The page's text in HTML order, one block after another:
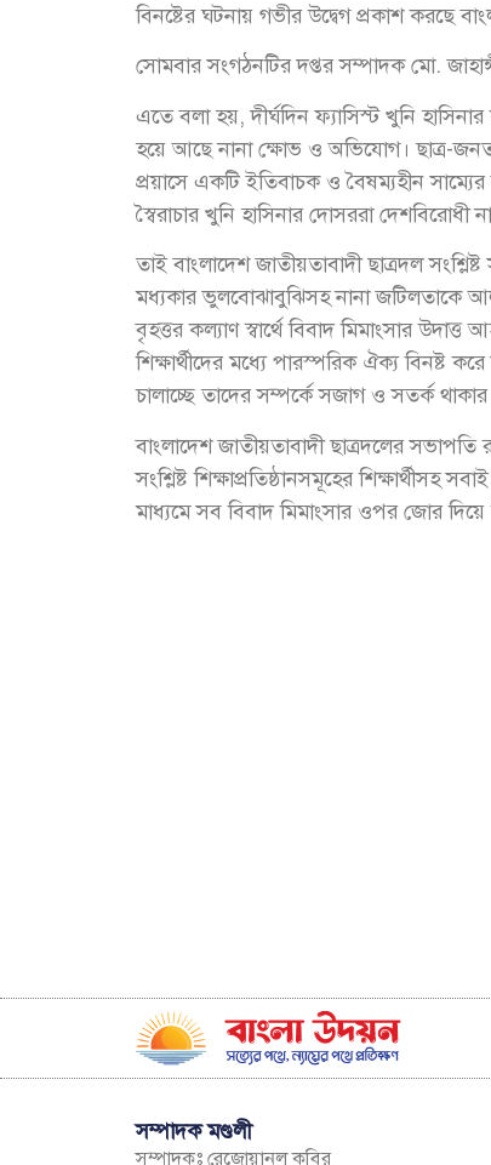
বিনষ্টের ঘটনায় গভীর উদ্বেগ প্রকাশ করছে
সোমবার সংগঠনটির দপ্তর সম্পাদক মো.
এতে বলা হয়, দীর্ঘদিন ফ্যাসিস্ট খুনি
হয়ে আছে নানা ক্ষোভ ও অভিযোগ। ছাত্র-
প্রয়াসে একটি ইতিবাচক ও বৈষম্যহীন
স্বৈরাচার খুনি হাসিনার দোসররা দেশবিরোধী
তাই বাংলাদেশ জাতীয়তাবাদী ছাত্রদল সংশ্লিষ্ট
মধ্যকার ভুলবোঝাবুঝিসহ নানা জটিলতাকে
বৃহত্তর কল্যাণ স্বার্থে বিবাদ মিমাংসার
শিক্ষার্থীদের মধ্যে পারস্পরিক ঐক্য বিনষ্ট
চালাচ্ছে তাদের সম্পর্কে সজাগ ও সতর্ক
বাংলাদেশ জাতীয়তাবাদী ছাত্রদলের
সংশ্লিষ্ট শিক্ষাপ্রতিষ্ঠানসমূহের
মাধ্যমে সব বিবাদ মিমাংসার ওপর জোর দিয়ে
সম্পাদক মণ্ডলী
সম্পাদকঃ রেজোয়ানুল কবির